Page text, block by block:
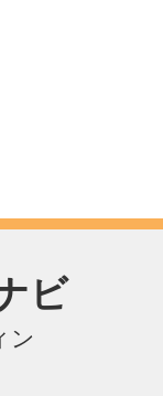
ビ
ン